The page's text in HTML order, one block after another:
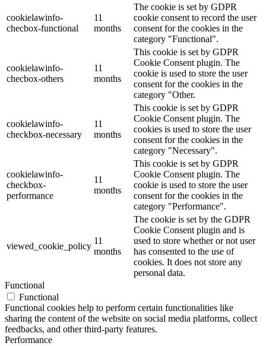
cookielawinfo-
checbox-functional
11
months
The cookie is set by GDPR
cookie consent to record the user
consent for the cookies in the
category "Functional".
cookielawinfo-
checbox-others
11
months
This cookie is set by GDPR
Cookie Consent plugin. The
cookie is used to store the user
consent for the cookies in the
category "Other.
cookielawinfo-
checkbox-necessary
11
months
This cookie is set by GDPR
Cookie Consent plugin. The
cookies is used to store the user
consent for the cookies in the
category "Necessary".
cookielawinfo-
checkbox-
performance
11
months
This cookie is set by GDPR
Cookie Consent plugin. The
cookie is used to store the user
consent for the cookies in the
category "Performance".
viewed_cookie_policy
11
months
The cookie is set by the GDPR
Cookie Consent plugin and is
used to store whether or not user
has consented to the use of
cookies. It does not store any
personal data.
Functional
Functional
Functional cookies help to perform certain functionalities like
sharing the content of the website on social media platforms, collect
feedbacks, and other third-party features.
Performance